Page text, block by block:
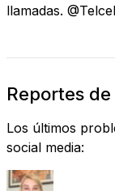
llamadas.
Reportes
Los últimos
social media: